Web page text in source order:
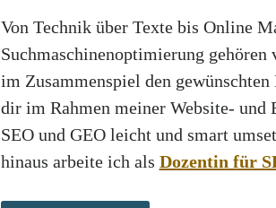
Von Technik über Texte bis Online
Suchmaschinenoptimierung gehören
im Zusammenspiel den
dir im Rahmen meiner Website- und
SEO und GEO leicht und smart
hinaus arbeite ich als Dozentin für